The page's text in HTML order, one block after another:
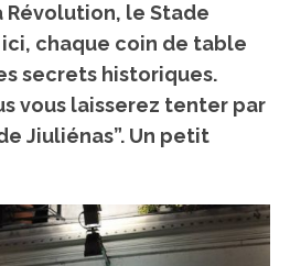
Révolution, le Stade
chaque coin de table
secrets historiques.
vous laisserez tenter par
Jiuliénas”. Un petit